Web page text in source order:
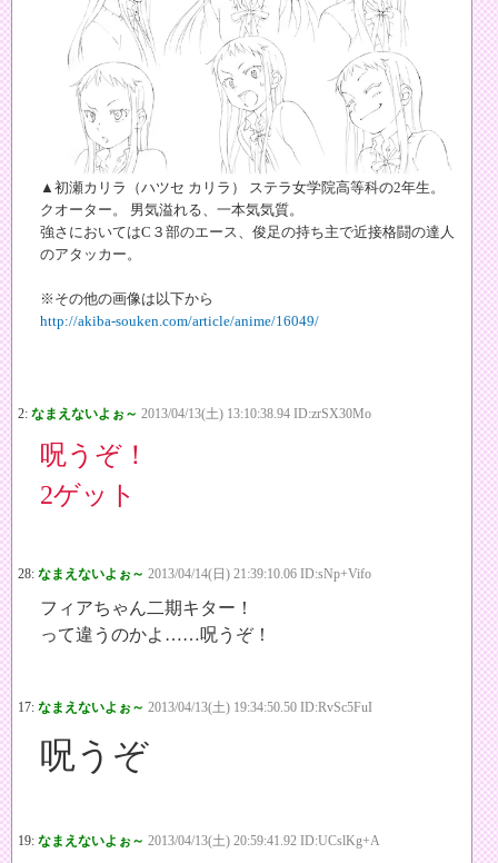
▲初瀬カリラ（ハツセ カリラ） ステラ女学院高等科の2年生。
クオーター。 男気溢れる、一本気気質。
強さにおいてはC３部のエース、俊足の持ち主で近接格闘の達人
のアタッカー。
※その他の画像は以下から
http://akiba-souken.com/article/anime/16049/
2: なまえないよぉ～ 2013/04/13(土) 13:10:38.94 ID:zrSX30Mo
呪うぞ！
2ゲット
28: なまえないよぉ～ 2013/04/14(日) 21:39:10.06 ID:sNp+Vifo
フィアちゃん二期キター！
って違うのかよ……呪うぞ！
17: なまえないよぉ～ 2013/04/13(土) 19:34:50.50 ID:RvSc5FuI
呪うぞ
19: なまえないよぉ～ 2013/04/13(土) 20:59:41.92 ID:UCslKg+A